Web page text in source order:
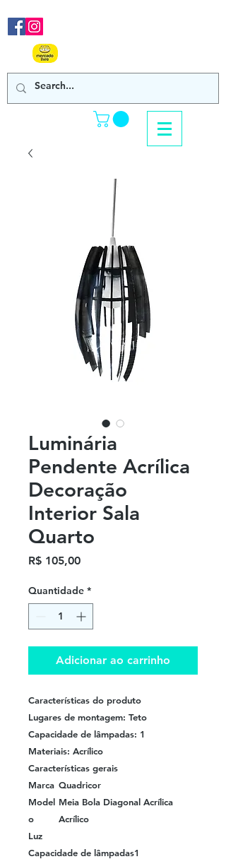
Luminária
Pendente Acrílica
Decoração
Interior Sala
Quarto
R$ 105,00Preço
Quantidade *
Adicionar ao carrinho
Características do produto
Lugares de montagem: Teto
Capacidade de lâmpadas: 1
Materiais: Acrílico
Características gerais
Marca Quadricor
Model
o
Meia Bola Diagonal Acrílica
Acrílico
Luz
Capacidade de lâmpadas1